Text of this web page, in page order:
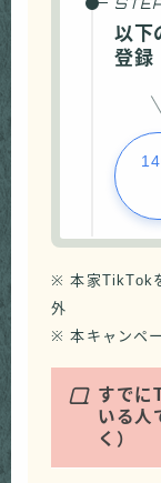
以下
登録
※ 本家TikTok
外
※ 本キャンペ
Q すでに
いる人
く）